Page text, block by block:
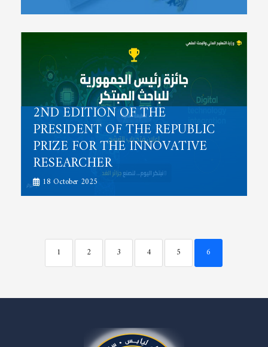
2ND EDITION OF THE
PRESIDENT OF THE REPUBLIC
PRIZE FOR THE INNOVATIVE
RESEARCHER
18 October 2025
1 2 3 4 5 6